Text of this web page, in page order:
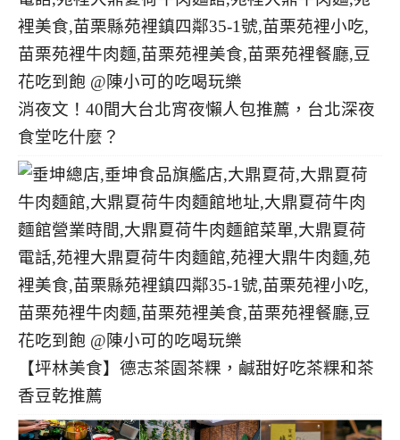
消夜文！40間大台北宵夜懶人包推薦，台北深夜
食堂吃什麼？
【坪林美食】德志茶園茶粿，鹹甜好吃茶粿和茶
香豆乾推薦